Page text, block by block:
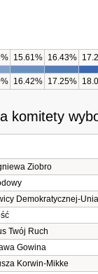
15.61% 16.43%
16.42% 17.25%
komitety
Ziobro
Demokratycznej-
Twój Ruch
Gowina
Korwin-Mikke